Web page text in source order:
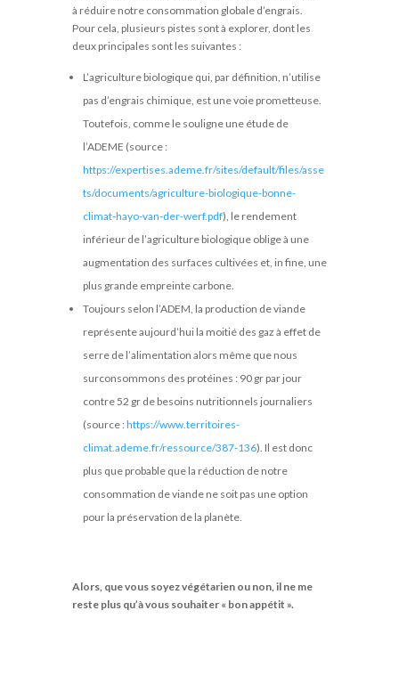
à réduire notre consommation globale d’engrais.
Pour cela, plusieurs pistes sont à explorer, dont les
deux principales sont les suivantes :
L’agriculture biologique qui, par définition, n’utilise
pas d’engrais chimique, est une voie prometteuse.
Toutefois, comme le souligne une étude de
l’ADEME (source :
https://expertises.ademe.fr/sites/default/files/asse
ts/documents/agriculture-biologique-bonne-
climat-hayo-van-der-werf.pdf), le rendement
inférieur de l’agriculture biologique oblige à une
augmentation des surfaces cultivées et, in fine, une
plus grande empreinte carbone.
Toujours selon l’ADEM, la production de viande
représente aujourd’hui la moitié des gaz à effet de
serre de l’alimentation alors même que nous
surconsommons des protéines : 90 gr par jour
contre 52 gr de besoins nutritionnels journaliers
(source : https://www.territoires-
climat.ademe.fr/ressource/387-136). Il est donc
plus que probable que la réduction de notre
consommation de viande ne soit pas une option
pour la préservation de la planète.
Alors, que vous soyez végétarien ou non, il ne me
reste plus qu’à vous souhaiter « bon appétit ».